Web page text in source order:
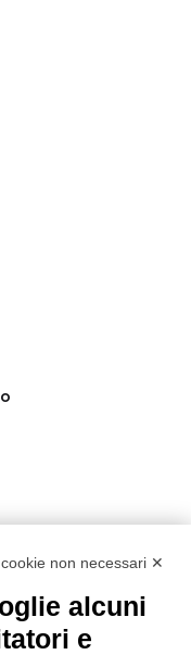
non necessari ✕
alcuni
e